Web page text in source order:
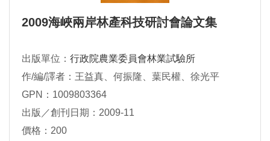
2009海峽兩岸林產科技研討會論文集
出版單位： 行政院農業委員會林業試驗所
作/編/譯者：王益真、何振隆、葉民權、徐光平
GPN：1009803364
出版／創刊日期：2009-11
價格：200